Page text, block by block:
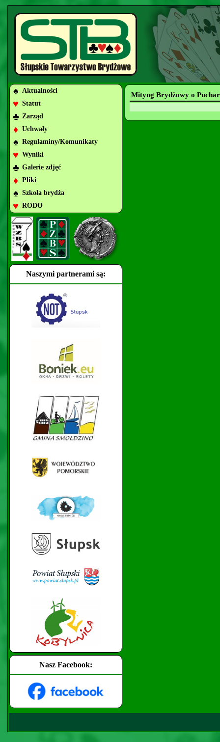
♠ Aktualności
♥ Statut
♣ Zarząd
♦ Uchwały
♠ Regulaminy/Komunikaty
♥ Wyniki
♣ Galerie zdjęć
♦ Pliki
♠ Szkoła brydża
♥ RODO
Naszymi partnerami są:
Nasz Facebook:
Mityng Brydżowy o